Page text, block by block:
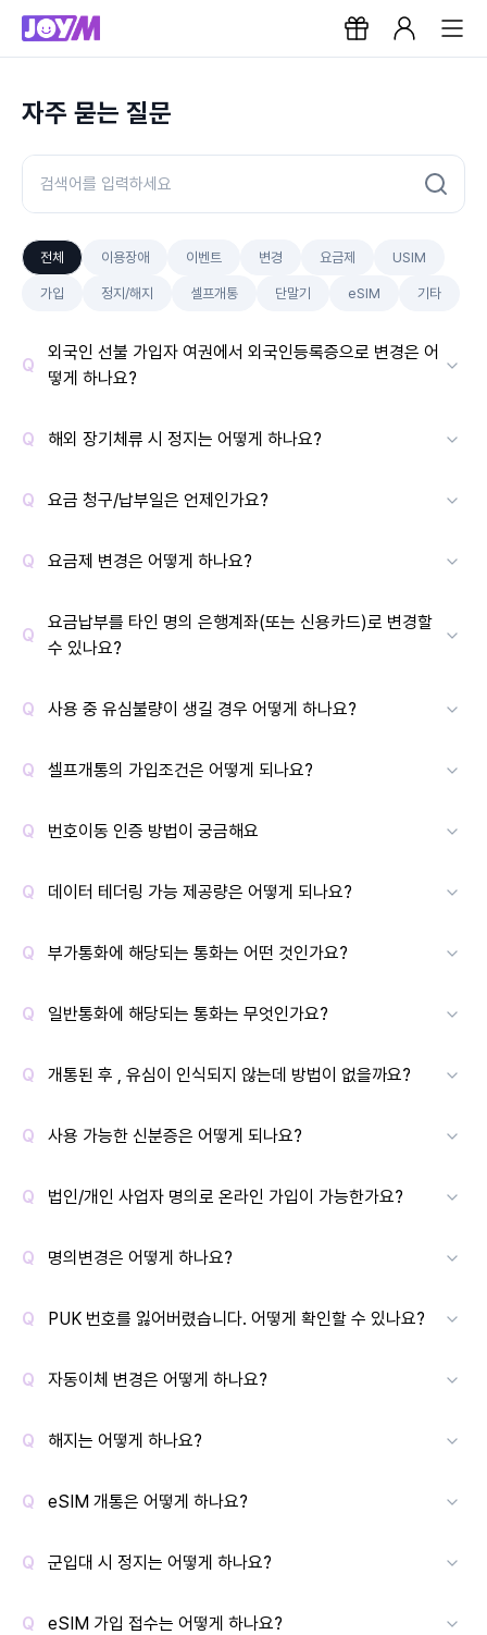
자주 묻는 질문
전체 이용장애 이벤트 변경 요금제 USIM
가입 정지/해지 셀프개통 단말기 eSIM 기타
외국인 선불 가입자 여권에서 외국인등록증으로 변경은 어
떻게 하나요?
해외 장기체류 시 정지는 어떻게 하나요?
요금 청구/납부일은 언제인가요?
요금제 변경은 어떻게 하나요?
요금납부를 타인 명의 은행계좌(또는 신용카드)로 변경할
수 있나요?
사용 중 유심불량이 생길 경우 어떻게 하나요?
셀프개통의 가입조건은 어떻게 되나요?
번호이동 인증 방법이 궁금해요
데이터 테더링 가능 제공량은 어떻게 되나요?
부가통화에 해당되는 통화는 어떤 것인가요?
일반통화에 해당되는 통화는 무엇인가요?
개통된 후 , 유심이 인식되지 않는데 방법이 없을까요?
사용 가능한 신분증은 어떻게 되나요?
법인/개인 사업자 명의로 온라인 가입이 가능한가요?
명의변경은 어떻게 하나요?
PUK 번호를 잃어버렸습니다. 어떻게 확인할 수 있나요?
자동이체 변경은 어떻게 하나요?
해지는 어떻게 하나요?
eSIM 개통은 어떻게 하나요?
군입대 시 정지는 어떻게 하나요?
eSIM 가입 접수는 어떻게 하나요?